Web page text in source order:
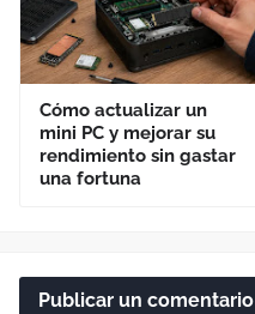
Cómo actualizar un
mini PC y mejorar su
rendimiento sin gastar
una fortuna
Publicar un comentario